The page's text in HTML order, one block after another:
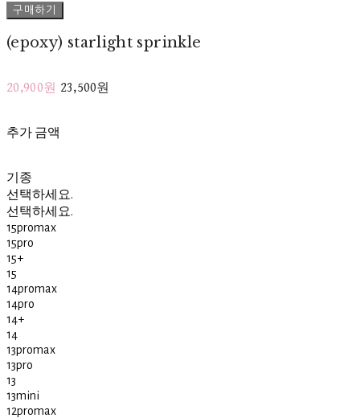
구매하기
(epoxy) starlight sprinkle
20,900원 23,500원
추가 금액
기종
선택하세요.
선택하세요.
15promax
15pro
15+
15
14promax
14pro
14+
14
13promax
13pro
13
13mini
12promax